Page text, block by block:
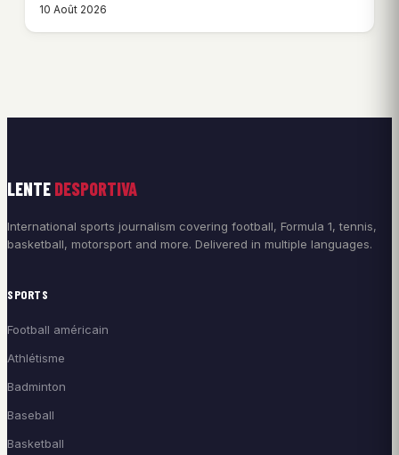
10 Août 2026
LENTE DESPORTIVA
International sports journalism covering football, Formula 1, tennis,
basketball, motorsport and more. Delivered in multiple languages.
SPORTS
Football américain
Athlétisme
Badminton
Baseball
Basketball